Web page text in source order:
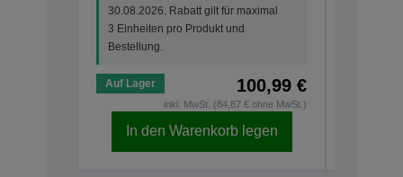
30.08.2026. Rabatt gilt für maximal
3 Einheiten pro Produkt und
Bestellung.
Auf Lager 100,99 €
inkl. MwSt. (84,87 € ohne MwSt.)
In den Warenkorb legen